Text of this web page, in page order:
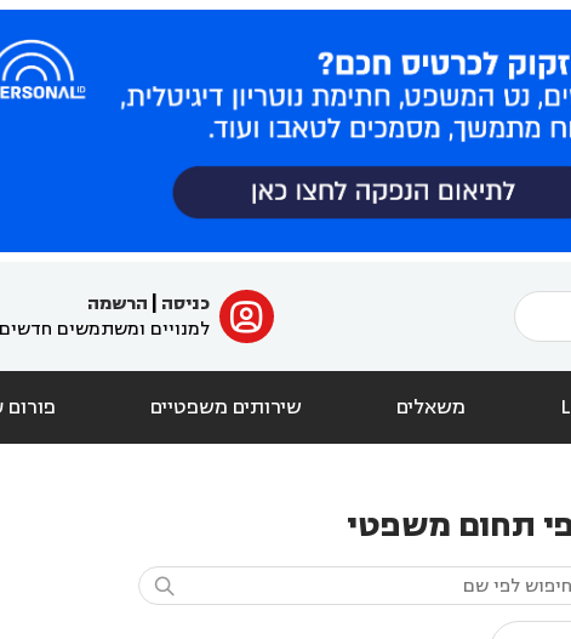
ﱐ כניסה
הרשמה
למנויים ומשתמשים חדשים
משאלים שירותים משפטיים פורום
תחום משפטי
